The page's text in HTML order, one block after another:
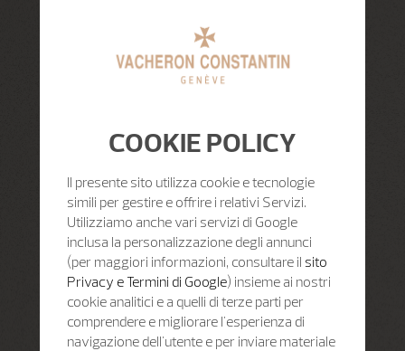
COOKIE POLICY
Il presente sito utilizza cookie e tecnologie
simili per gestire e offrire i relativi Servizi.
Utilizziamo anche vari servizi di Google
inclusa la personalizzazione degli annunci
(per maggiori informazioni, consultare il sito
Privacy e Termini di Google) insieme ai nostri
cookie analitici e a quelli di terze parti per
comprendere e migliorare l'esperienza di
navigazione dell'utente e per inviare materiale